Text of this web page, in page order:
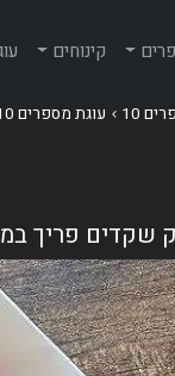
קינוחים
10 עוגת מספרים 10 - שתי שכבות בצק שקדים פריך במילוי
פריך